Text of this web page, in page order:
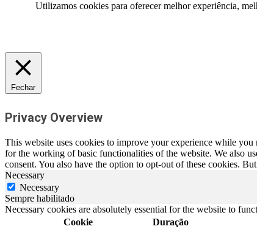
Utilizamos cookies para oferecer melhor experiência,
Fechar
Privacy Overview
This website uses cookies to improve your experience while you
for the working of basic functionalities of the website. We also
consent. You also have the option to opt-out of these cookies.
Necessary
Necessary
Sempre habilitado
Necessary cookies are absolutely essential for the website to
Cookie
Duração